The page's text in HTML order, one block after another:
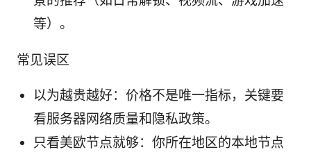
等）。
常见误区
以为越贵越好：价格不是唯一指标，关键要
看服务器网络质量和隐私政策。
只看美欧节点就够：你所在地区的本地节点